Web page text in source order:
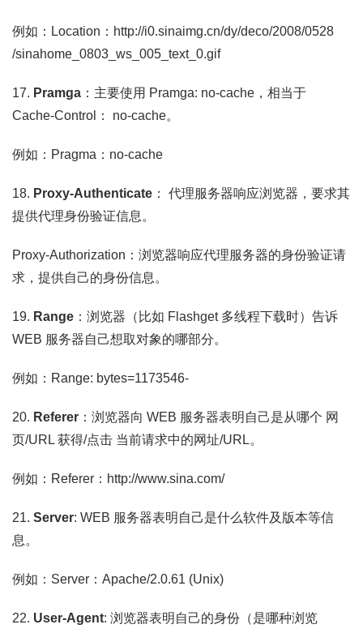
例如：Location：http://i0.sinaimg.cn/dy/deco/2008/0528
/sinahome_0803_ws_005_text_0.gif
17. Pramga ：主要使用 Pramga: no-cache，相当于
Cache-Control： no-cache。
例如：Pragma：no-cache
18. Proxy-Authenticate ： 代理服务器响应浏览器，要求其
提供代理身份验证信息。
Proxy-Authorization：浏览器响应代理服务器的身份验证请
求，提供自己的身份信息。
19. Range ：浏览器（比如 Flashget 多线程下载时）告诉
WEB 服务器自己想取对象的哪部分。
例如：Range: bytes=1173546-
20. Referer ：浏览器向 WEB 服务器表明自己是从哪个 网
页/URL 获得/点击 当前请求中的网址/URL。
例如：Referer：http://www.sina.com/
21. Server: WEB 服务器表明自己是什么软件及版本等信
息。
例如：Server：Apache/2.0.61 (Unix)
22. User-Agent: 浏览器表明自己的身份（是哪种浏览